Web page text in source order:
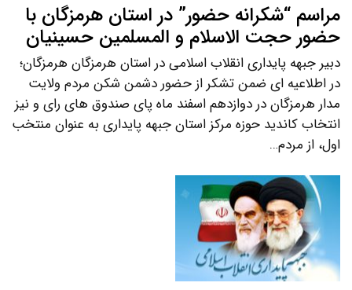
مراسم “شکرانه حضور” در استان هرمزگان با
حضور حجت الاسلام و المسلمین حسینیان
دبیر جبهه پایداری انقلاب اسلامی در استان هرمزگان هرمزگان؛
در اطلاعیه ای ضمن تشکر از حضور دشمن شکن مردم ولایت
مدار هرمزگان در دوازدهم اسفند ماه پای صندوق های رای و نیز
انتخاب کاندید حوزه مرکز استان جبهه پایداری به عنوان منتخب
اول، از مردم…